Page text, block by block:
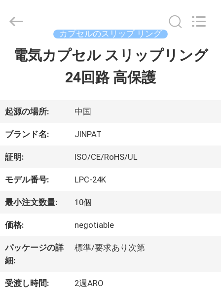
品
VR
シ
ョ
ー
私
達
JINPAT
Electronics
Reserved.
カプセルのスリップ リング
電気カプセル スリップリング
24回路 高保護
起源の場所: 中国
ブランド名: JINPAT
証明: ISO/CE/RoHS/UL
モデル番号: LPC-24K
最小注文数量: 10個
価格: negotiable
パッケージの詳
細:
標準/要求あり次第
受渡し時間: 2週ARO